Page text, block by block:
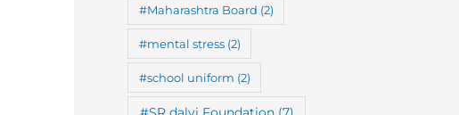
#Maharashtra Board (2)
#mental stress(2)
#school uniform (2)